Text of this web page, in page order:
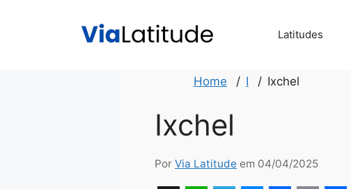
Latitudes
Home I Ixchel
Ixchel
Por Via Latitude em 04/04/2025